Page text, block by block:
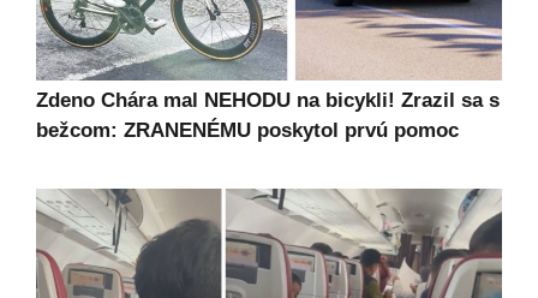
Zdeno Chára mal NEHODU na bicykli! Zrazil sa s
bežcom: ZRANENÉMU poskytol prvú pomoc